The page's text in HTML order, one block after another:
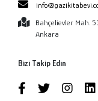
Bahçelievler Mah.
Ankara
Bizi Takip Edin